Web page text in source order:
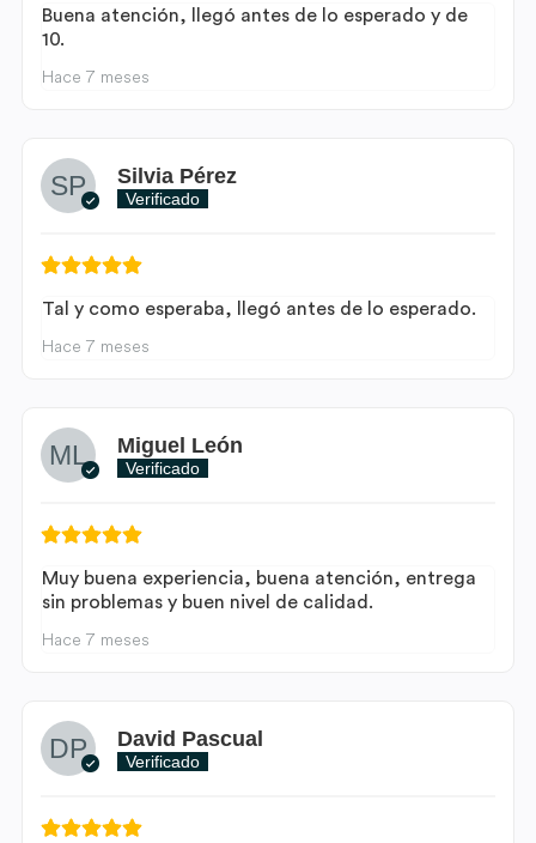
Buena atención, llegó antes de lo esperado y de
10.
Hace 7 meses
Silvia Pérez
Verificado
Tal y como esperaba, llegó antes de lo esperado.
Hace 7 meses
Miguel León
Verificado
Muy buena experiencia, buena atención, entrega
sin problemas y buen nivel de calidad.
Hace 7 meses
David Pascual
Verificado